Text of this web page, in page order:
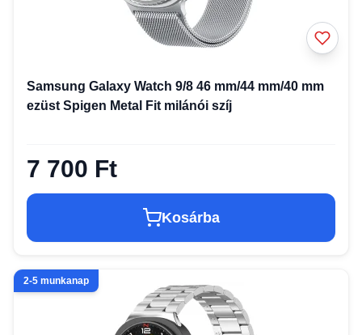
Samsung Galaxy Watch 9/8 46 mm/44 mm/40 mm
ezüst Spigen Metal Fit milánói szíj
7 700 Ft
Kosárba
2-5 munkanap